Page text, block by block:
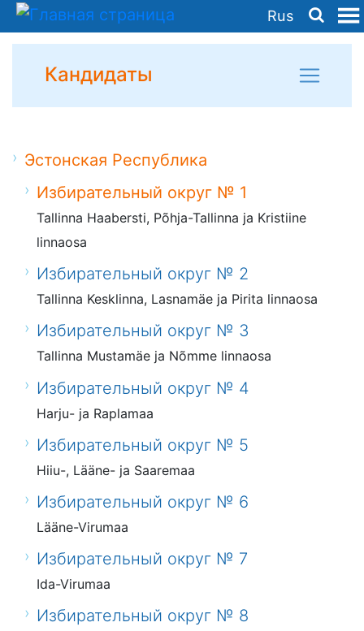
Rus
Кандидаты
Эстонская Республика
Избирательный округ № 1
Tallinna Haabersti, Põhja-Tallinna ja Kristiine
linnaosa
Избирательный округ № 2
Tallinna Kesklinna, Lasnamäe ja Pirita linnaosa
Избирательный округ № 3
Tallinna Mustamäe ja Nõmme linnaosa
Избирательный округ № 4
Harju- ja Raplamaa
Избирательный округ № 5
Hiiu-, Lääne- ja Saaremaa
Избирательный округ № 6
Lääne-Virumaa
Избирательный округ № 7
Ida-Virumaa
Избирательный округ № 8